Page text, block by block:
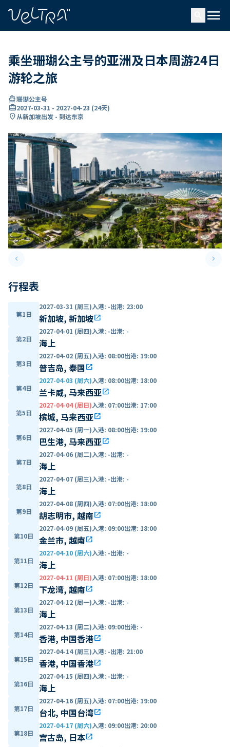
menu
乘坐珊瑚公主号的亚洲及日本周游24日
游轮之旅
directions_boat珊瑚公主号
card_travel2027-03-31 - 2027-04-23 (24天)
location_on从新加坡出发 - 到达东京
keyboard_arrow_leftPrevious slide keyboard_arrow_right
行程表
第1日
2027-03-31 (周三)入港: -出港: 23:00
新加坡, 新加坡open_in_new
第2日
2027-04-01 (周四)入港: -出港: -
海上
第3日
2027-04-02 (周五)入港: 08:00出港: 19:00
普吉岛, 泰国open_in_new
第4日
2027-04-03 (周六)入港: 08:00出港: 18:00
兰卡威, 马来西亚open_in_new
第5日
2027-04-04 (周日)入港: 07:00出港: 17:00
槟城, 马来西亚open_in_new
第6日
2027-04-05 (周一)入港: 08:00出港: 19:00
巴生港, 马来西亚open_in_new
第7日
2027-04-06 (周二)入港: -出港: -
海上
第8日
2027-04-07 (周三)入港: -出港: -
海上
第9日
2027-04-08 (周四)入港: 07:00出港: 18:00
胡志明市, 越南open_in_new
第10日
2027-04-09 (周五)入港: 09:00出港: 18:00
金兰市, 越南open_in_new
第11日
2027-04-10 (周六)入港: -出港: -
海上
第12日
2027-04-11 (周日)入港: 07:00出港: 18:00
下龙湾, 越南open_in_new
第13日
2027-04-12 (周一)入港: -出港: -
海上
第14日
2027-04-13 (周二)入港: 09:00出港: -
香港, 中国香港open_in_new
第15日
2027-04-14 (周三)入港: -出港: 21:00
香港, 中国香港open_in_new
第16日
2027-04-15 (周四)入港: -出港: -
海上
第17日
2027-04-16 (周五)入港: 07:00出港: 19:00
台北, 中国台湾open_in_new
第18日
2027-04-17 (周六)入港: 09:00出港: 20:00
宫古岛, 日本open_in_new